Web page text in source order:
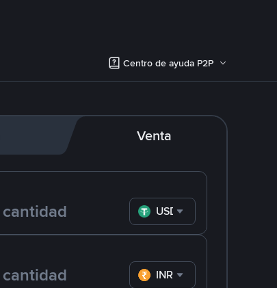
Centro de ayuda P2P
Venta
INR
USDT